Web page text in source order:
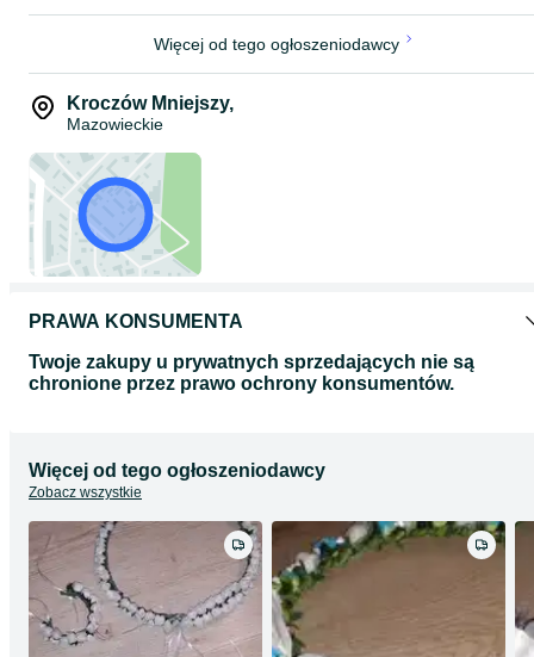
Więcej od tego ogłoszeniodawcy
Kroczów Mniejszy,
Mazowieckie
PRAWA KONSUMENTA
Twoje zakupy u prywatnych sprzedających nie są
chronione przez prawo ochrony konsumentów.
Więcej od tego ogłoszeniodawcy
Zobacz wszystkie